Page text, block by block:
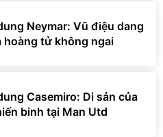
Neymar: Vũ điệu dang
hoàng tử không ngai
Casemiro: Di sản của
binh tại Man Utd